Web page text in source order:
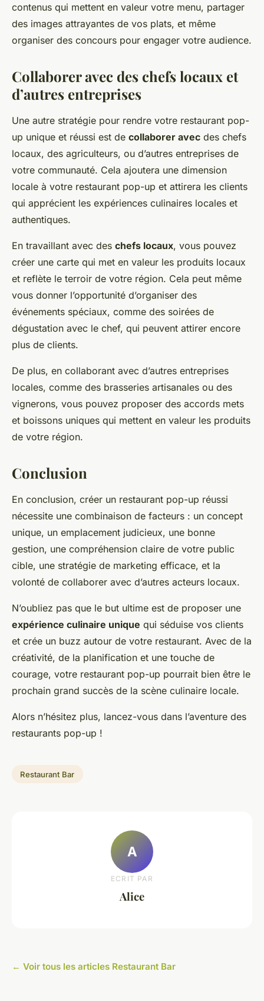
contenus qui mettent en valeur votre menu, partager
des images attrayantes de vos plats, et même
organiser des concours pour engager votre audience.
Collaborer avec des chefs locaux et
d’autres entreprises
Une autre stratégie pour rendre votre restaurant pop-
up unique et réussi est de collaborer avec des chefs
locaux, des agriculteurs, ou d’autres entreprises de
votre communauté. Cela ajoutera une dimension
locale à votre restaurant pop-up et attirera les clients
qui apprécient les expériences culinaires locales et
authentiques.
En travaillant avec des chefs locaux, vous pouvez
créer une carte qui met en valeur les produits locaux
et reflète le terroir de votre région. Cela peut même
vous donner l’opportunité d’organiser des
événements spéciaux, comme des soirées de
dégustation avec le chef, qui peuvent attirer encore
plus de clients.
De plus, en collaborant avec d’autres entreprises
locales, comme des brasseries artisanales ou des
vignerons, vous pouvez proposer des accords mets
et boissons uniques qui mettent en valeur les produits
de votre région.
Conclusion
En conclusion, créer un restaurant pop-up réussi
nécessite une combinaison de facteurs : un concept
unique, un emplacement judicieux, une bonne
gestion, une compréhension claire de votre public
cible, une stratégie de marketing efficace, et la
volonté de collaborer avec d’autres acteurs locaux.
N’oubliez pas que le but ultime est de proposer une
expérience culinaire unique qui séduise vos clients
et crée un buzz autour de votre restaurant. Avec de la
créativité, de la planification et une touche de
courage, votre restaurant pop-up pourrait bien être le
prochain grand succès de la scène culinaire locale.
Alors n’hésitez plus, lancez-vous dans l’aventure des
restaurants pop-up !
Restaurant Bar
A
ECRIT PAR
Alice
← Voir tous les articles Restaurant Bar